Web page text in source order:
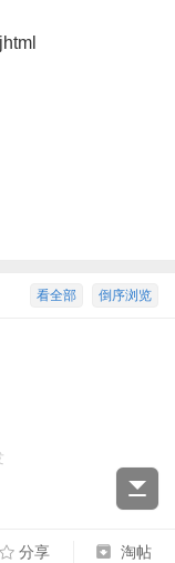
倒序浏览
看全部
分享 淘帖